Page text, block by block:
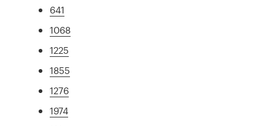
641
1068
1225
1855
1276
1974